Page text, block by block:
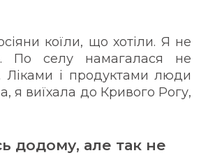
коїли, що хотіли. Я не
селу намагалася не
Ліками і продуктами люди
я виїхала до Кривого Рогу,
додому, але так не